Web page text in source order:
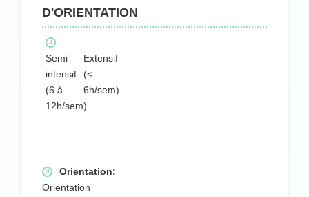
D'ORIENTATION
Semi
intensif
(6 à
12h/sem)
Extensif
(<
6h/sem)
Orientation:
Orientation